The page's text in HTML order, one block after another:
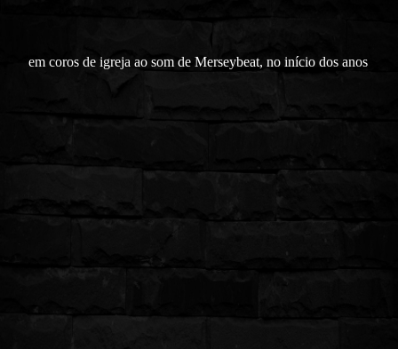
em coros de igreja ao som de Merseybeat, no início dos anos